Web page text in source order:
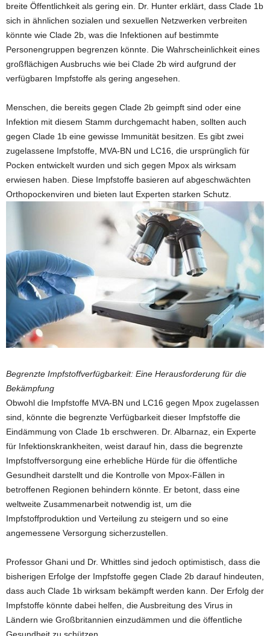
breite Öffentlichkeit als gering ein. Dr. Hunter erklärt, dass Clade 1b
sich in ähnlichen sozialen und sexuellen Netzwerken verbreiten
könnte wie Clade 2b, was die Infektionen auf bestimmte
Personengruppen begrenzen könnte. Die Wahrscheinlichkeit eines
großflächigen Ausbruchs wie bei Clade 2b wird aufgrund der
verfügbaren Impfstoffe als gering angesehen.
Menschen, die bereits gegen Clade 2b geimpft sind oder eine
Infektion mit diesem Stamm durchgemacht haben, sollten auch
gegen Clade 1b eine gewisse Immunität besitzen. Es gibt zwei
zugelassene Impfstoffe, MVA-BN und LC16, die ursprünglich für
Pocken entwickelt wurden und sich gegen Mpox als wirksam
erwiesen haben. Diese Impfstoffe basieren auf abgeschwächten
Orthopockenviren und bieten laut Experten starken Schutz.
Begrenzte Impfstoffverfügbarkeit: Eine Herausforderung für die
Bekämpfung
Obwohl die Impfstoffe MVA-BN und LC16 gegen Mpox zugelassen
sind, könnte die begrenzte Verfügbarkeit dieser Impfstoffe die
Eindämmung von Clade 1b erschweren. Dr. Albarnaz, ein Experte
für Infektionskrankheiten, weist darauf hin, dass die begrenzte
Impfstoffversorgung eine erhebliche Hürde für die öffentliche
Gesundheit darstellt und die Kontrolle von Mpox-Fällen in
betroffenen Regionen behindern könnte. Er betont, dass eine
weltweite Zusammenarbeit notwendig ist, um die
Impfstoffproduktion und Verteilung zu steigern und so eine
angemessene Versorgung sicherzustellen.
Professor Ghani und Dr. Whittles sind jedoch optimistisch, dass die
bisherigen Erfolge der Impfstoffe gegen Clade 2b darauf hindeuten,
dass auch Clade 1b wirksam bekämpft werden kann. Der Erfolg der
Impfstoffe könnte dabei helfen, die Ausbreitung des Virus in
Ländern wie Großbritannien einzudämmen und die öffentliche